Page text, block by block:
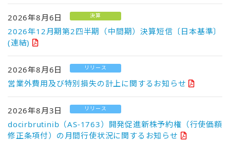
2026年8月6日 決算
2026年12月期第2四半期（中間期）決算短信〔日本基準〕
(連結)
2026年8月6日 リリース
営業外費用及び特別損失の計上に関するお知らせ
2026年8月3日 リリース
docirbrutinib（AS-1763）開発促進新株予約権（行使価額
修正条項付）の月間行使状況に関するお知らせ